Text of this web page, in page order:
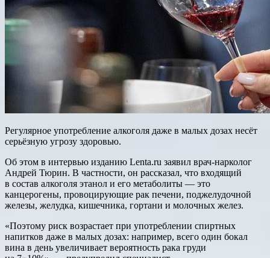
Регулярное употребление алкоголя даже в малых дозах несёт
серьёзную угрозу здоровью.
Об этом в интервью изданию Lenta.ru заявил врач-нарколог
Андрей Тюрин. В частности, он рассказал, что входящий
в состав алкоголя этанол и его метаболиты — это
канцерогены, провоцирующие рак печени, поджелудочной
железы, желудка, кишечника, гортани и молочных желез.
«Поэтому риск возрастает при употреблении спиртных
напитков даже в малых дозах: например, всего один бокал
вина в день увеличивает вероятность рака груди